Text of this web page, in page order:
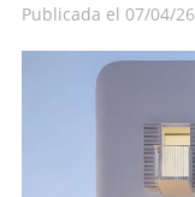
Publicada el 07/04/26